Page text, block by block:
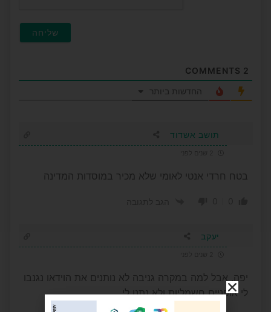
2
החדשות ביותר
תושב אשדוד
בטח חרדי אנטי לאומי שלא מכיר במוסדות המדינה
יעקב
יפה. אבל למה במקרה גניבה לא נותנים את הוידאו נגנבו
לי אופניים חשמליות ולא נתנו לי